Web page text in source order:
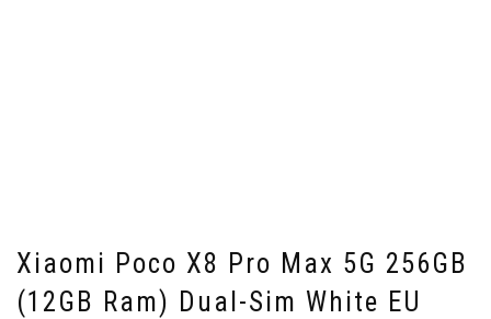
Xiaomi Poco X8 Pro Max 5G 256GB
(12GB Ram) Dual-Sim White EU